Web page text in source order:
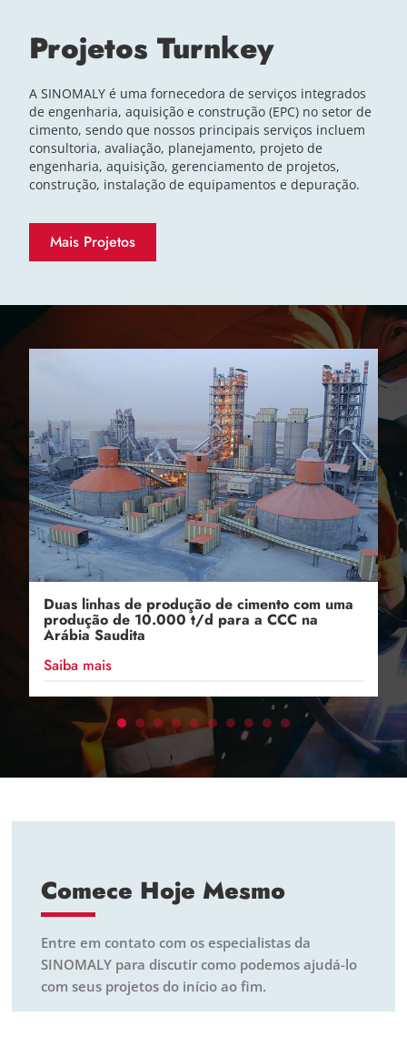
Projetos Turnkey
A SINOMALY é uma fornecedora de serviços integrados
de engenharia, aquisição e construção (EPC) no setor de
cimento, sendo que nossos principais serviços incluem
consultoria, avaliação, planejamento, projeto de
engenharia, aquisição, gerenciamento de projetos,
construção, instalação de equipamentos e depuração.
Mais Projetos
Duas linhas de produção de cimento com uma
produção de 10.000 t/d para a CCC na
Arábia Saudita
Saiba mais
Comece Hoje Mesmo
Entre em contato com os especialistas da
SINOMALY para discutir como podemos ajudá-lo
com seus projetos do início ao fim.